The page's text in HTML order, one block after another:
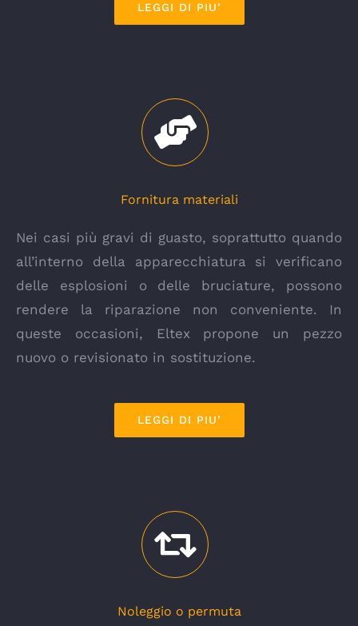
LEGGI DI PIU’
Fornitura materiali
Nei casi più gravi di guasto, soprattutto quando
all’interno della apparecchiatura si verificano
delle esplosioni o delle bruciature, possono
rendere la riparazione non conveniente. In
queste occasioni, Eltex propone un pezzo
nuovo o revisionato in sostituzione.
LEGGI DI PIU’
Noleggio o permuta